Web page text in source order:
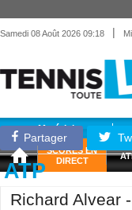
Samedi 08 Août 2026 09:18 |
Matériel
SCORES EN
DIRECT
Partager
ATP
Richard Alvear